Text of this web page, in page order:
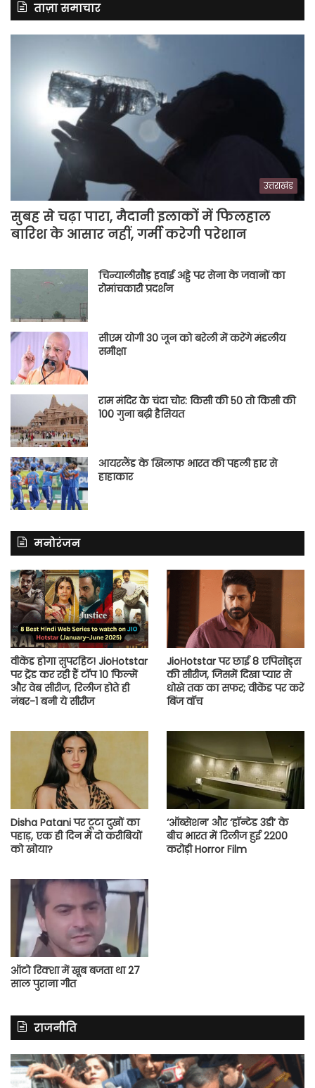
ताज़ा समाचार
उत्तराखंड
सुबह से चढ़ा पारा, मैदानी इलाकों में फिलहाल
बारिश के आसार नहीं, गर्मी करेगी परेशान
चिन्यालीसौड़ हवाई अड्डे पर सेना के जवानों का
रोमांचकारी प्रदर्शन
सीएम योगी 30 जून को बरेली में करेंगे मंडलीय
समीक्षा
राम मंदिर के चंदा चोर: किसी की 50 तो किसी की
100 गुना बढ़ी हैसियत
आयरलैंड के खिलाफ भारत की पहली हार से
हाहाकार
मनोरंजन
वीकेंड होगा सुपरहिट! JioHotstar
पर ट्रेंड कर रही हैं टॉप 10 फिल्में
और वेब सीरीज, रिलीज होते ही
नंबर-1 बनी ये सीरीज
JioHotstar पर छाई 8 एपिसोड्स
की सीरीज, जिसमें दिखा प्यार से
धोखे तक का सफर; वीकेंड पर करें
बिंज वॉच
Disha Patani पर टूटा दुखों का
पहाड़, एक ही दिन में दो करीबियों
को खोया?
‘ऑब्सेशन’ और ‘हॉन्टेड 3डी’ के
बीच भारत में रिलीज हुई 2200
करोड़ी Horror Film
ऑटो रिक्शा में खूब बजता था 27
साल पुराना गीत
राजनीति